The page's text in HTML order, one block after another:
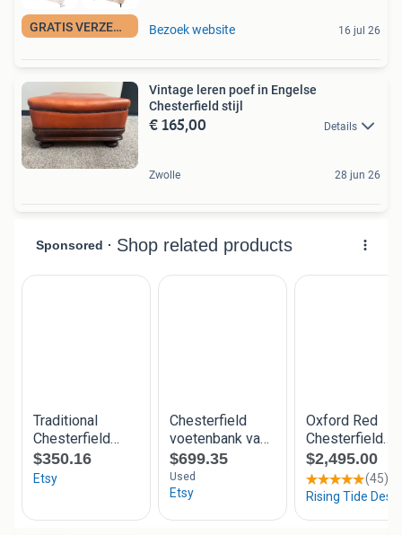
GRATIS VERZENDING Bezoek website 16 jul 26
Vintage leren poef in Engelse
Chesterfield stijl
€ 165,00 Details
Zwolle 28 jun 26